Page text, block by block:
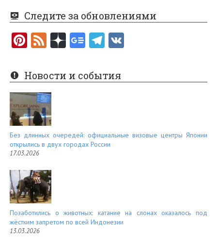
Следите за обновлениями
Pi
er
es
t
F
e
d
Новости и события
Без длинных очередей: официальные визовые центры Японии
открылись в двух городах России
17.03.2026
Позаботились о животных: катание на слонах оказалось под
жёстким запретом по всей Индонезии
13.03.2026